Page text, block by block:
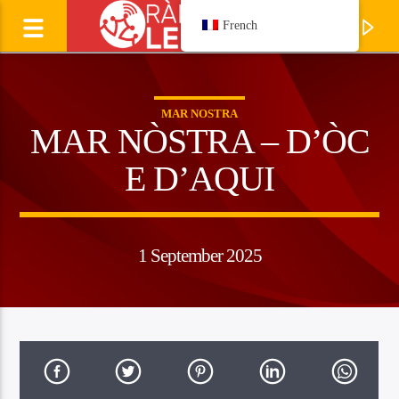
LAURENT CAVALIE
Manhagueta
MAR NOSTRA
MAR NÒSTRA – D’ÒC
E D’AQUI
1 September 2025
French